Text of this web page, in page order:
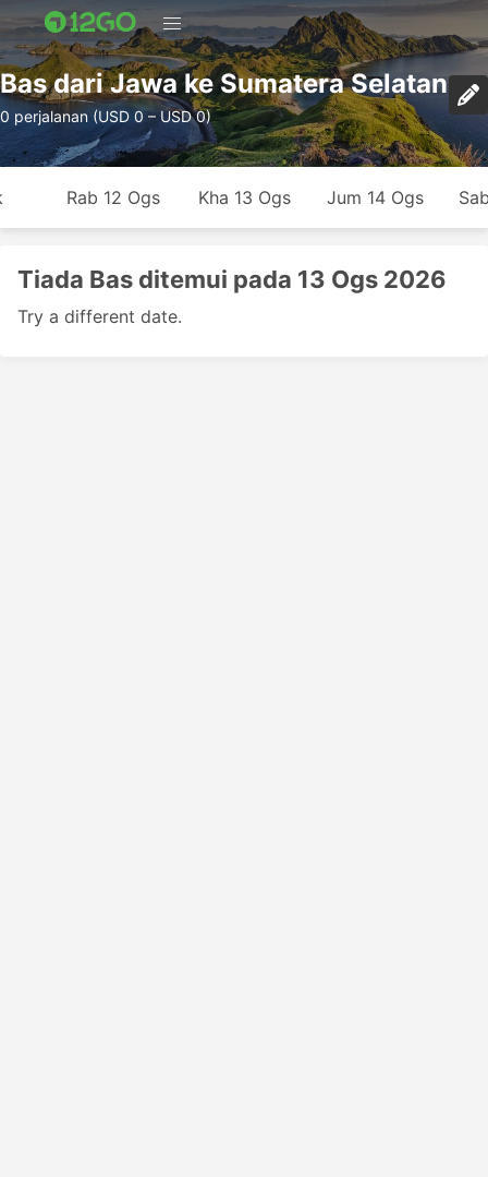
Bas dari Jawa ke Sumatera Selatan
0 perjalanan (USD 0 – USD 0)
Rab 12 Ogs Kha 13 Ogs Jum 14 Ogs
Tiada Bas ditemui pada 13 Ogs 2026
Try a different date.